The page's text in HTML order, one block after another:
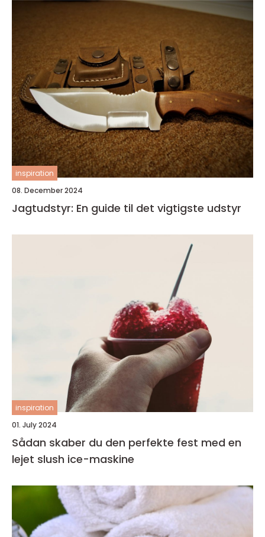
inspiration
08. December 2024
Jagtudstyr: En guide til det vigtigste udstyr
inspiration
01. July 2024
Sådan skaber du den perfekte fest med en
lejet slush ice-maskine